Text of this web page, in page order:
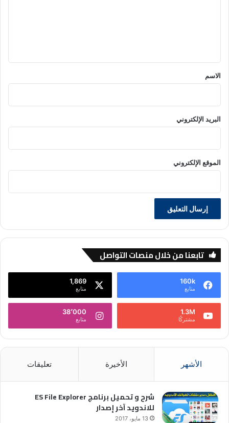
*
الاسم
البريد الإلكتروني
الموقع الإلكتروني
تابعنا من خلال منصات التواصل
160k
متابع
1,869
متابع
1.3M
مشتركًا
38٬000
متابع
الأشهر الأخيرة تعليقات
شرح و تحميل برنامج ES File Explorer
للاندويد آخر إصدار
13 مايو، 2017